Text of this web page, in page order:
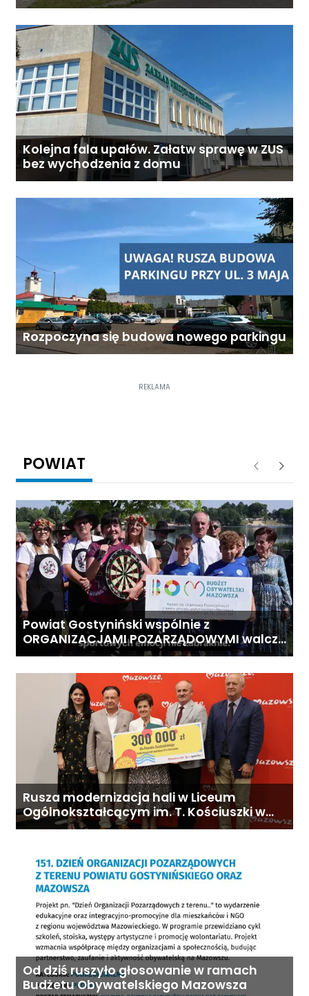
Kolejna fala upałów. Załatw sprawę w ZUS
bez wychodzenia z domu
Rozpoczyna się budowa nowego parkingu
REKLAMA
POWIAT Poprzednie
Powiat Gostyniński wspólnie z
ORGANIZACJAMI POZARZĄDOWYMI walczą
o środki z Budżetu Obywatelskiego
Rusza modernizacja hali w Liceum
Ogólnokształcącym im. T. Kościuszki w
Gostyninie
Od dziś ruszyło głosowanie w ramach
Budżetu Obywatelskiego Mazowsza